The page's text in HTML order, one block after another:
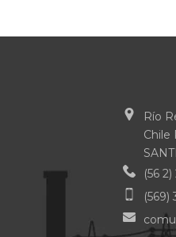
Río
Chile
(56
(569)